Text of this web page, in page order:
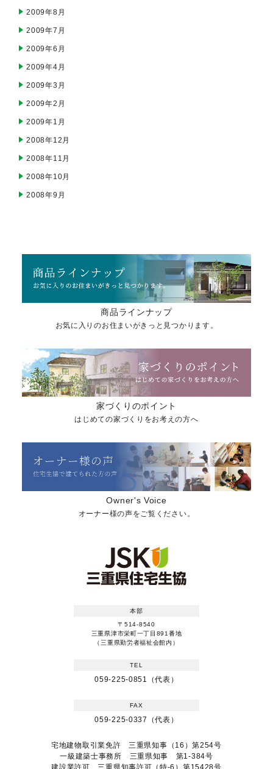
2009年8月
2009年7月
2009年6月
2009年4月
2009年3月
2009年2月
2009年1月
2008年12月
2008年11月
2008年10月
2008年9月
商品ラインナップ
お気に入りのお住まいがきっと見つかります。
家づくりのポイント
はじめての家づくりをお考えの方へ
Owner's Voice
オーナー様の声をご覧ください。
本部
〒514-8540
三重県津市栄町一丁目891番地
（三重県勤労者福祉会館内）
TEL
059-225-0851（代表）
FAX
059-225-0337（代表）
宅地建物取引業免許 三重県知事（16）第254号
一級建築士事務所 三重県知事 第1-384号
建設業許可 三重県知事許可（特-6）第15428号